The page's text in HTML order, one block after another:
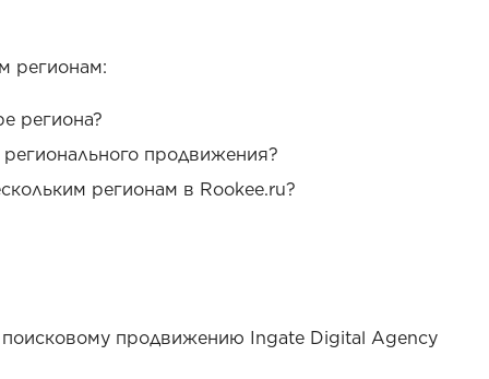
регионам:
региона?
продвижения?
регионам в Rookee.ru?
продвижению Ingate Digital Agency